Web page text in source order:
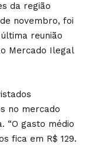
da região
novembro, foi
reunião
Mercado Ilegal
no mercado
“O gasto médio
fica em R$ 129.